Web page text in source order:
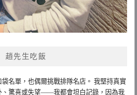
趙先生吃飯
名單，也偶爾挑戰排隊名店。 我堅持真實
、驚喜或失望——我都會坦白記錄，因為我